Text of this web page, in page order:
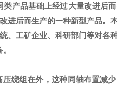
产品基础上经过大量改进后
进后而生产的一种新型产品。
、工矿企业、科研部门等对各
绕组在外，这种同轴布置减